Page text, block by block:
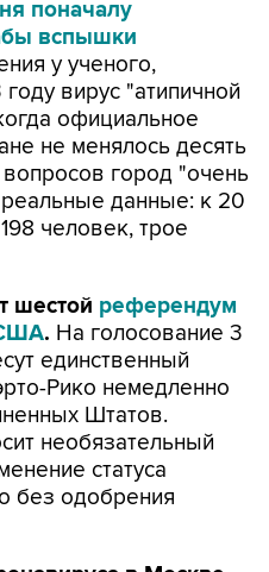
поначалу
вспышки
у ученого,
вирус "атипичной
официальное
не менялось десять
город "очень
данные: к 20
человек, трое
шестой референдум
. На голосование 3
единственный
Рико немедленно
Штатов.
необязательный
статуса
без одобрения